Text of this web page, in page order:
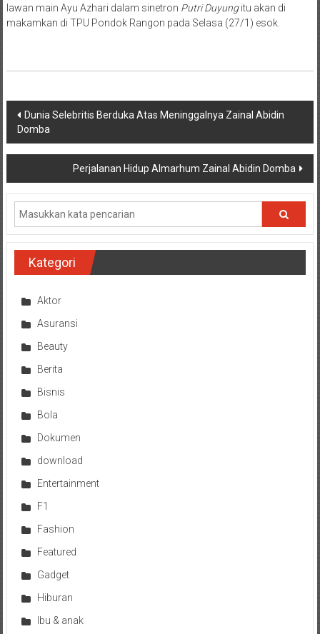
lawan main Ayu Azhari dalam sinetron Putri Duyungitu akan di
makamkan di TPU Pondok Rangon pada Selasa (27/1) esok.
Navigasi
pos
Dunia Selebritis Berduka Atas Meninggalnya Zainal Abidin
Domba
Perjalanan Hidup Almarhum Zainal Abidin Domba
Kategori
Aktor
Asuransi
Beauty
Berita
Bisnis
Bola
Dokumen
download
Entertainment
F1
Fashion
Featured
Gadget
Hiburan
Ibu & anak